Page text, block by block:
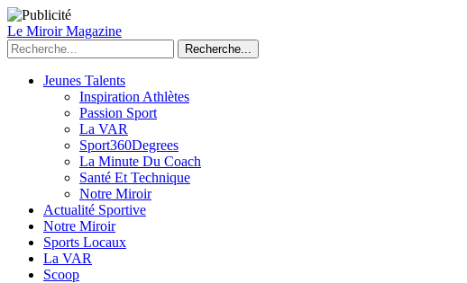
Le Miroir Magazine
Recherche...
Jeunes Talents
Inspiration Athlètes
Passion Sport
La VAR
Sport360Degrees
La Minute Du Coach
Santé Et Technique
Notre Miroir
Actualité Sportive
Notre Miroir
Sports Locaux
La VAR
Scoop